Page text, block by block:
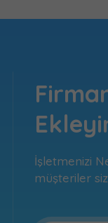
İşletmenizi
müşteriler